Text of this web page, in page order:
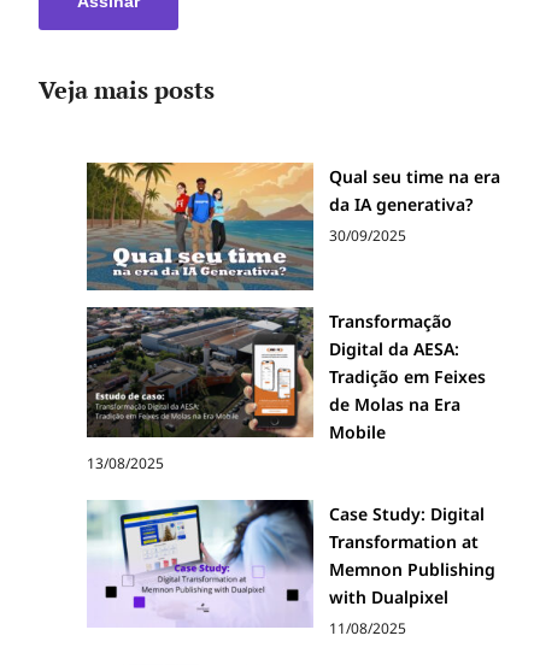
Veja mais posts
Qual seu time na era
da IA generativa?
30/09/2025
Transformação
Digital da AESA:
Tradição em Feixes
de Molas na Era
Mobile
13/08/2025
Case Study: Digital
Transformation at
Memnon Publishing
with Dualpixel
11/08/2025